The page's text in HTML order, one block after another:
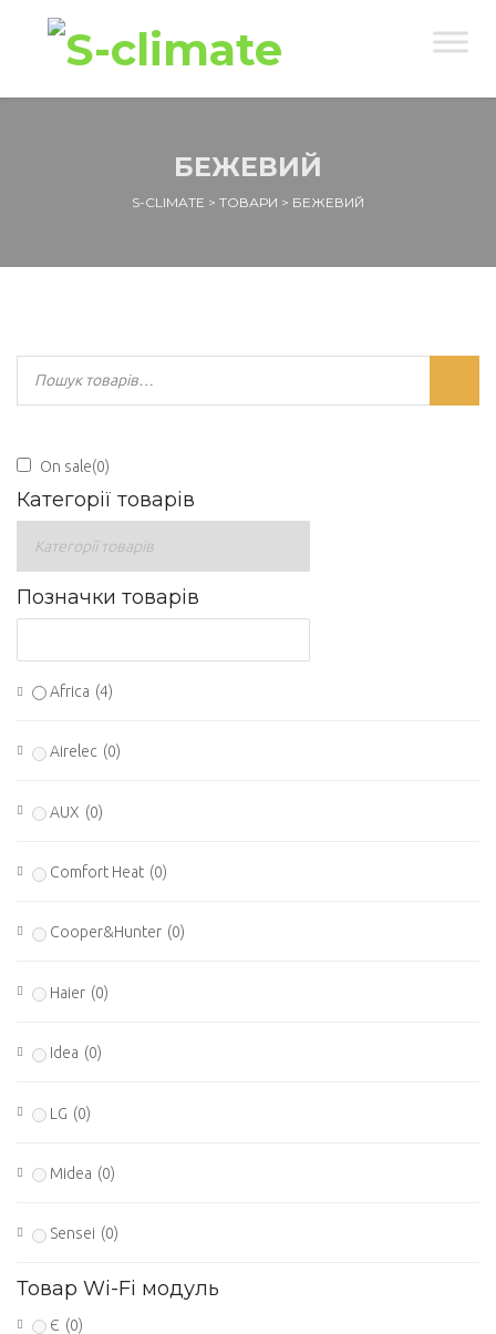
БЕЖЕВИЙ
S-CLIMATE > ТОВАРИ > БЕЖЕВИЙ
On sale(0)
Категорії товарів
Позначки товарів
Africa (4)
Airelec (0)
AUX (0)
Comfort Heat (0)
Cooper&Hunter (0)
Haier (0)
Idea (0)
LG (0)
Midea (0)
Sensei (0)
Товар Wi-Fi модуль
Є (0)